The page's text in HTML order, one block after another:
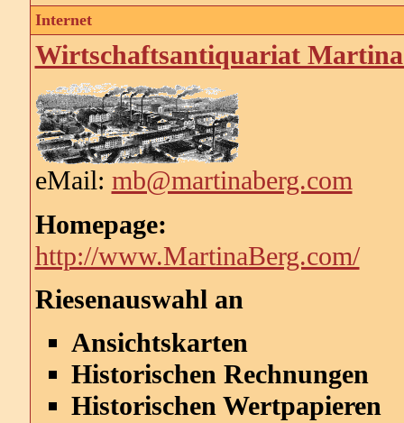
Internet
Wirtschaftsantiquariat
eMail: mb@martinaberg.com
Homepage:
http://www.MartinaBerg.com/
Riesenauswahl an
Ansichtskarten
Historischen Rechnungen
Historischen Wertpapieren